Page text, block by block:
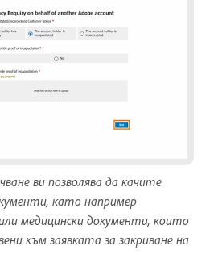
ви позволява да качите
като например
медицински документи, които
към заявката за закриване на